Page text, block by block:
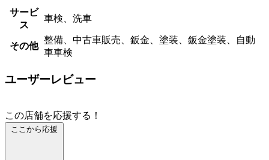
サービ
ス
車検、洗車
その他
整備、中古車販売、鈑金、塗装、鈑金塗装、自動
車車検
ユーザーレビュー
この店舗を応援する！
ここから応援